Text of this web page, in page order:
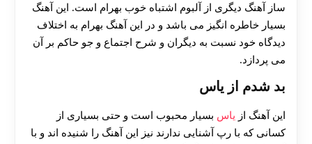
ساز آهنگ دیگری از آلبوم اشتباه خوب بهرام است. این آهنگ
بسیار خاطره انگیز می باشد و در این آهنگ بهرام به اختلاف
دیدگاه خود نسبت به دیگران و شرح اجتماع و جو حاکم بر آن
می پردازد.
بد شدم از یاس
این آهنگ از یاس بسیار محبوب است و حتی بسیاری از
کسانی که با رپ آشنایی ندارند نیز این آهنگ را شنیده اند و با